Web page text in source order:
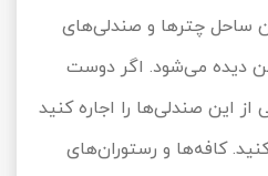
ساحل چترها و صندلی‌های
دیده می‌شود. اگر دوست
این صندلی‌ها را اجاره کنید
کافه‌ها و رستوران‌های